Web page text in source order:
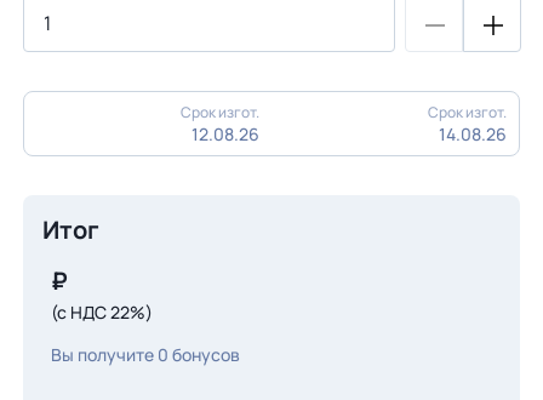
Срок изгот.
12.08.26
Срок изгот.
14.08.26
Итог
₽
(с НДС 22%)
Вы получите 0 бонусов